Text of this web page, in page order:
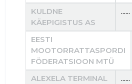
KULDNE
KÄEPIGISTUS AS
......
EESTI
MOOTORRATTASPORDI
FÖDERATSIOON MTÜ
ALEXELA TERMINAL
......